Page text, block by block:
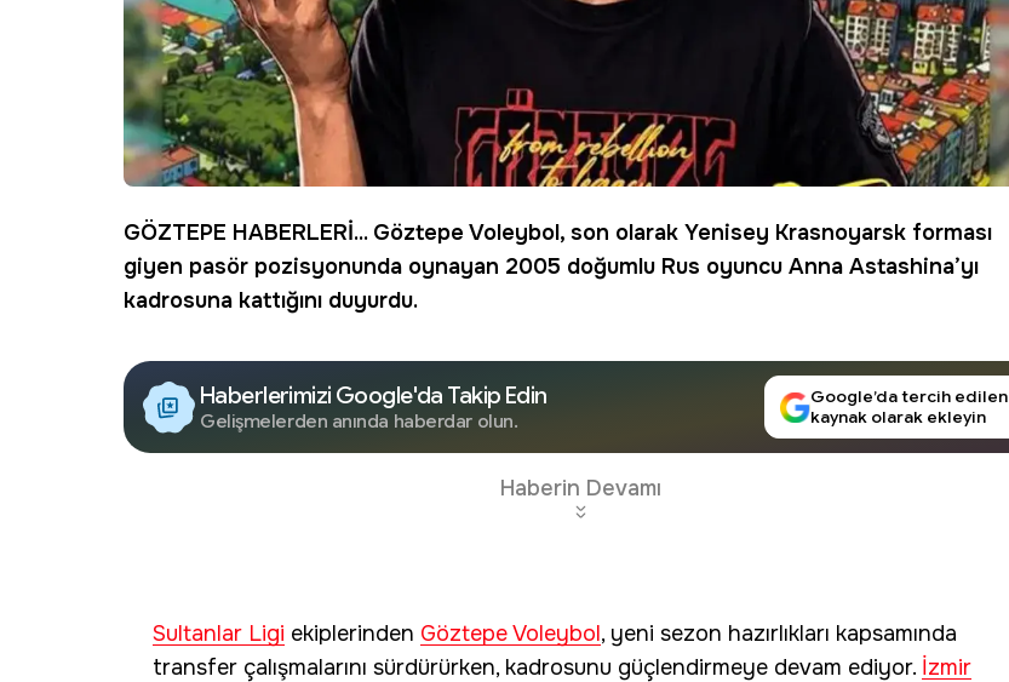
GÖZTEPE HABERLERİ... Göztepe Voleybol, son olarak Yenisey Krasnoyarsk forması
giyen pasör pozisyonunda oynayan 2005 doğumlu Rus oyuncu Anna Astashina’yı
kadrosuna kattığını duyurdu.
Haberlerimizi Google'da Takip Edin
Gelişmelerden anında haberdar olun.
Google’da tercih edilen
kaynak olarak ekleyin
Haberin Devamı
Sultanlar Ligi ekiplerinden Göztepe Voleybol, yeni sezon hazırlıkları kapsamında
transfer çalışmalarını sürdürürken, kadrosunu güçlendirmeye devam ediyor. İzmir